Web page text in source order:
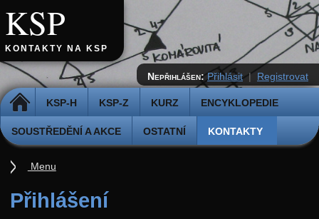
KSP
KONTAKTY NA KSP
DOMŮ KSP-H KSP-Z KURZ ENCYKLOPEDIE
SOUSTŘEDĚNÍ A AKCE OSTATNÍ KONTAKTY
Nepřihlášen: Přihlásit | Registrovat
Přihlášení
Menu